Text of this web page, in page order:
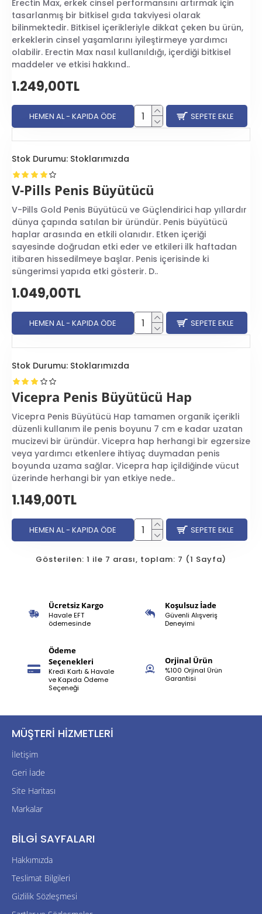
Erectin Max, erkek cinsel performansını artırmak için
tasarlanmış bir bitkisel gıda takviyesi olarak
bilinmektedir. Bitkisel içerikleriyle dikkat çeken bu ürün,
erkeklerin cinsel yaşamlarını iyileştirmeye yardımcı
olabilir. Erectin Max nasıl kullanıldığı, içerdiği bitkisel
maddeler ve etkisi hakkınd..
1.249,00TL
HEMEN AL - KAPIDA ÖDE SEPETE EKLE
Stok Durumu: Stoklarımızda
V-Pills Penis Büyütücü
V-Pills Gold Penis Büyütücü ve Güçlendirici hap yıllardır
dünya çapında satılan bir üründür. Penis büyütücü
haplar arasında en etkili olanıdır. Etken içeriği
sayesinde doğrudan etki eder ve etkileri ilk haftadan
itibaren hissedilmeye başlar. Penis içerisinde ki
süngerimsi yapıda etki gösterir. D..
1.049,00TL
HEMEN AL - KAPIDA ÖDE SEPETE EKLE
Stok Durumu: Stoklarımızda
Vicepra Penis Büyütücü Hap
Vicepra Penis Büyütücü Hap tamamen organik içerikli
düzenli kullanım ile penis boyunu 7 cm e kadar uzatan
mucizevi bir üründür. Vicepra hap herhangi bir egzersize
veya yardımcı etkenlere ihtiyaç duymadan penis
boyunda uzama sağlar. Vicepra hap içildiğinde vücut
üzerinde herhangi bir yan etkiye nede..
1.149,00TL
HEMEN AL - KAPIDA ÖDE SEPETE EKLE
Gösterilen: 1 ile 7 arası, toplam: 7 (1 Sayfa)
Ücretsiz Kargo
Havale EFT
ödemesinde
Koşulsuz İade
Güvenli Alışveriş
Deneyimi
Ödeme
Seçenekleri
Kredi Kartı & Havale
ve Kapıda Ödeme
Seçeneği
Orjinal Ürün
%100 Orjinal Ürün
Garantisi
MÜŞTERI HIZMETLERI
İletişim
Geri İade
Site Haritası
Markalar
BILGI SAYFALARI
Hakkımızda
Teslimat Bilgileri
Gizlilik Sözleşmesi